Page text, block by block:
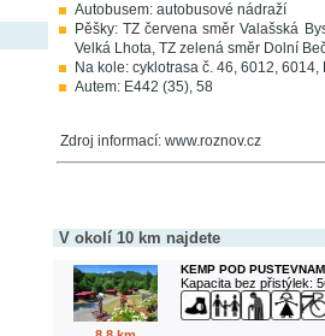
Autobusem: autobusové nádraží
Pěšky: TZ červena směr Valašská
Velká Lhota, TZ zelená směr Dolní
Na kole: cyklotrasa č. 46, 6012, 6014,
Autem: E442 (35), 58
Zdroj informací: www.roznov.cz
V okolí 10 km najdete
KEMP POD
Kapacita bez přistýlek: